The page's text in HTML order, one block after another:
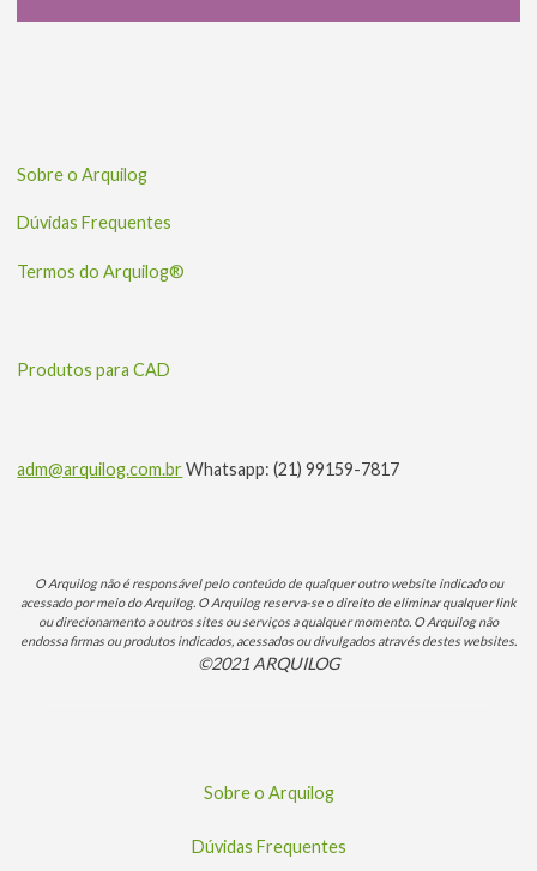
Sobre o Arquilog
Dúvidas Frequentes
Termos do Arquilog®
Produtos para CAD
adm@arquilog.com.brWhatsapp: (21) 99159-7817
O Arquilog não é responsável pelo conteúdo de qualquer outro website indicado ou
acessado por meio do Arquilog. O Arquilog reserva-se o direito de eliminar qualquer link
ou direcionamento a outros sites ou serviços a qualquer momento. O Arquilog não
endossa firmas ou produtos indicados, acessados ou divulgados através destes websites.
©2021 ARQUILOG
Sobre o Arquilog
Dúvidas Frequentes